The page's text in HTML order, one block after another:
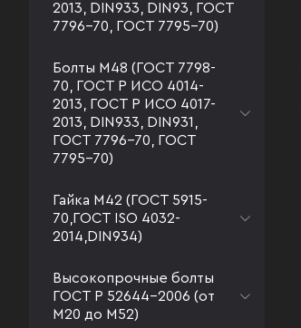
2013, DIN933, DIN93, ГОСТ
7796-70, ГОСТ 7795-70)
Болты М48 (ГОСТ 7798-
70, ГОСТ Р ИСО 4014-
2013, ГОСТ Р ИСО 4017-
2013, DIN933, DIN931,
ГОСТ 7796-70, ГОСТ
7795-70)
Гайка М42 (ГОСТ 5915-
70,ГОСТ ISO 4032-
2014,DIN934)
Высокопрочные болты
ГОСТ Р 52644-2006 (от
М20 до М52)